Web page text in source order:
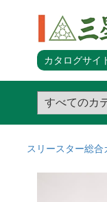
カタログサイ
スリースター総合